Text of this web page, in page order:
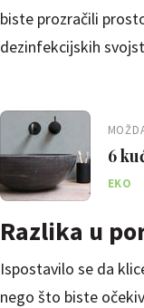
biste prozračili
dezinfekcijskih
6
EKO
Razlika u
Ispostavilo se da
nego što biste